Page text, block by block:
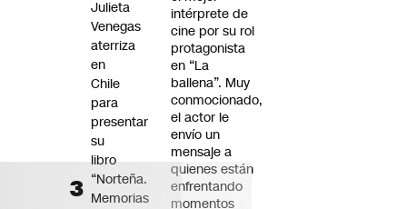
intérprete de
cine por su rol
protagonista
en “La
ballena”. Muy
conmocionado,
el actor le
envío un
mensaje a
quienes están
enfrentando
momentos
Julieta
Venegas
aterriza
en
Chile
para
presentar
su
libro
“Norteña.
Memorias